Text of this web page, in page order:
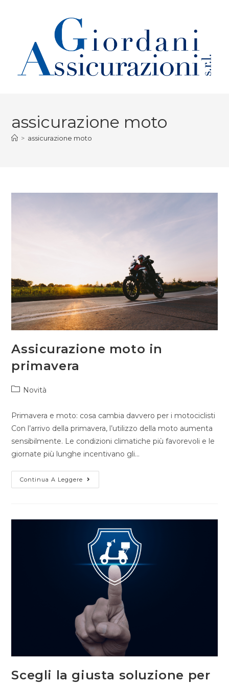
assicurazione moto
> assicurazione moto
Assicurazione moto in
primavera
Novità
Primavera e moto: cosa cambia davvero per i motociclisti
Con l’arrivo della primavera, l’utilizzo della moto aumenta
sensibilmente. Le condizioni climatiche più favorevoli e le
giornate più lunghe incentivano gli…
Continua A Leggere
Scegli la giusta soluzione per